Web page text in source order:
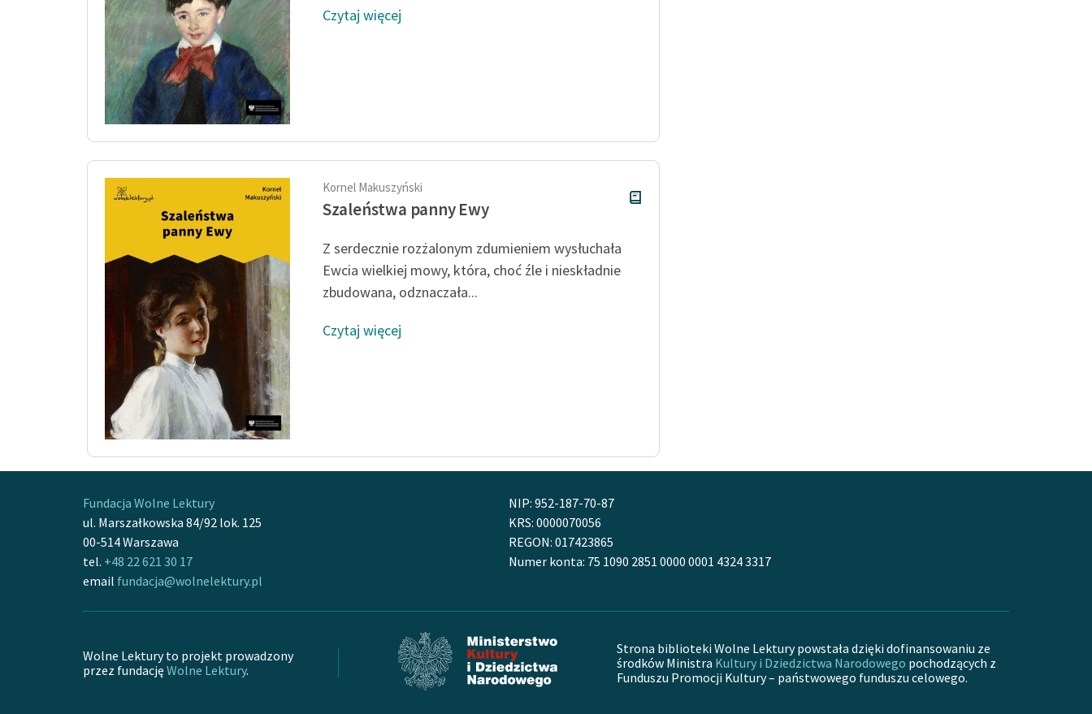
Czytaj więcej
Kornel Makuszyński
Szaleństwa panny Ewy
Z serdecznie rozżalonym zdumieniem wysłuchała
Ewcia wielkiej mowy, która, choć źle i nieskładnie
zbudowana, odznaczała...
Czytaj więcej
Fundacja Wolne Lektury
ul. Marszałkowska 84/92 lok. 125
00-514 Warszawa
tel. +48 22 621 30 17
email fundacja@wolnelektury.pl
NIP: 952-187-70-87
KRS: 0000070056
REGON: 017423865
Numer konta: 75 1090 2851 0000 0001 4324 3317
Wolne Lektury to projekt prowadzony
przez fundację Wolne Lektury.
Strona biblioteki Wolne Lektury powstała dzięki dofinansowaniu ze
środków Ministra Kultury i Dziedzictwa Narodowego pochodzących z
Funduszu Promocji Kultury – państwowego funduszu celowego.